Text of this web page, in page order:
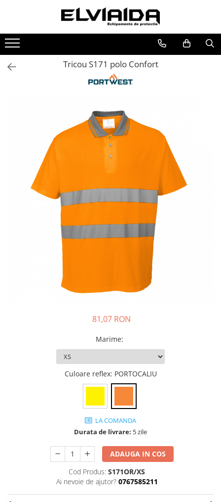
Toate Produsele
IMBRACAMINTE
IMBRACAMINTE DE LUCRU
IMBRACAMINTE REFLECTORIZANTA
IMBRACAMINTE IMPERMEABILA
UNICA FOLOSINTA
IMBRACAMINTE ESD
IMBRACAMINTE IGNIFUGATA,
ANTISTATICA
COMBINEZOANE, HALATE
JACHETE DE LUCRU
PANTALONI DE LUCRU
JACHETE VATUITE
INDUSTRIA ALIMENTARA
IMBRACAMINTE ANTICHIMICA |
FESURI, SEPCI, CAPISOANE
SANDALE-SABOTI
BRANTURI
Tricou S171 polo Confort
81,07 RON
Marime:
Culoare reflex: PORTOCALIU
LA COMANDA
Durata de livrare: 5 zile
ADAUGA IN COS
Cod Produs: S171OR/XS
Ai nevoie de ajutor? 0767585211